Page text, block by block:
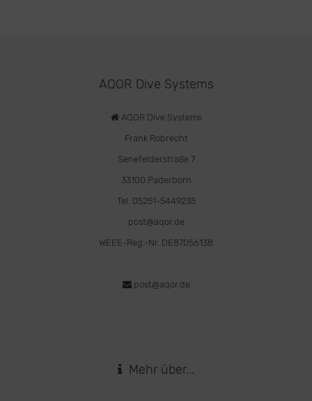
AQOR Dive Systems
AQOR Dive Systems
Frank Robrecht
Senefelderstraße 7
33100 Paderborn
Tel. 05251-5449235
post@aqor.de
WEEE-Reg.-Nr. DE87056138
post@aqor.de
Mehr über...